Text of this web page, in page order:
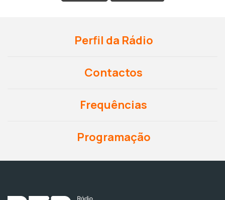
Perfil da Rádio
Contactos
Frequências
Programação